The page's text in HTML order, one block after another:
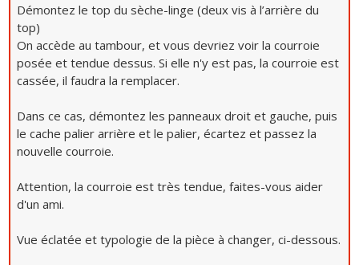
Démontez le top du sèche-linge (deux vis à l’arrière du
top)
On accède au tambour, et vous devriez voir la courroie
posée et tendue dessus. Si elle n'y est pas, la courroie est
cassée, il faudra la remplacer.
Dans ce cas, démontez les panneaux droit et gauche, puis
le cache palier arrière et le palier, écartez et passez la
nouvelle courroie.
Attention, la courroie est très tendue, faites-vous aider
d'un ami.
Vue éclatée et typologie de la pièce à changer, ci-dessous.